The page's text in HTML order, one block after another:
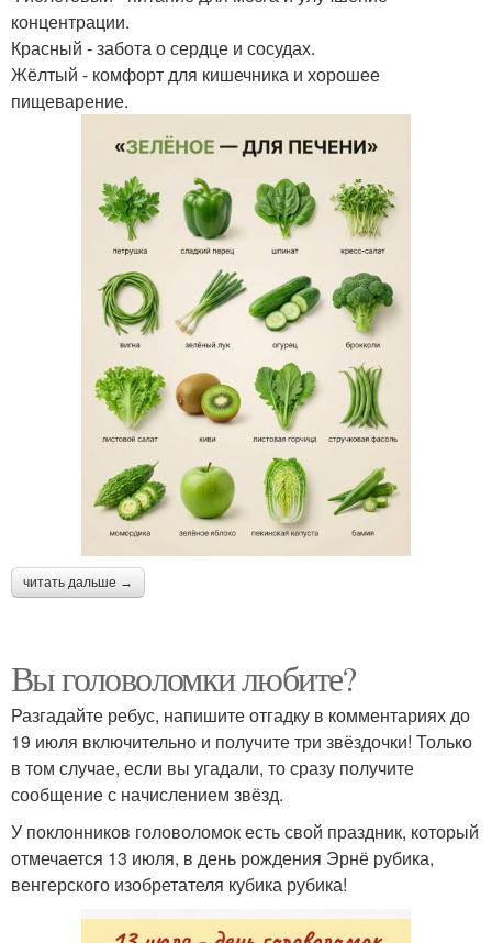
концентрации.
Красный - забота о сердце и сосудах.
Жёлтый - комфорт для кишечника и хорошее
пищеварение.
читать дальше →
Вы головоломки любите?
Разгадайте ребус, напишите отгадку в комментариях до
19 июля включительно и получите три звёздочки! Только
в том случае, если вы угадали, то сразу получите
сообщение с начислением звёзд.
У поклонников головоломок есть свой праздник, который
отмечается 13 июля, в день рождения Эрнё рубика,
венгерского изобретателя кубика рубика!